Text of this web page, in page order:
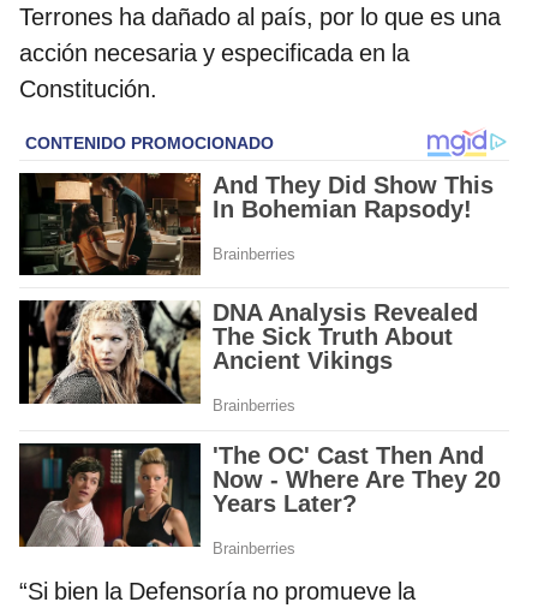
Terrones ha dañado al país, por lo que es una
acción necesaria y especificada en la
Constitución.
“Si bien la Defensoría no promueve la